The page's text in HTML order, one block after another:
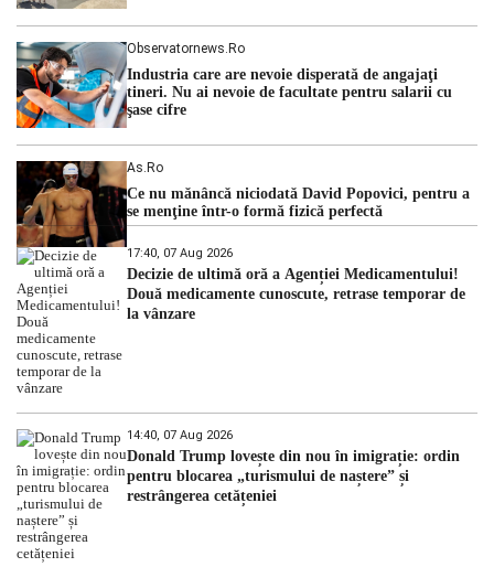
Observatornews.ro
Industria care are nevoie disperată de angajaţi
tineri. Nu ai nevoie de facultate pentru salarii cu
şase cifre
As.ro
Ce nu mănâncă niciodată David Popovici, pentru a
se menţine într-o formă fizică perfectă
17:40, 07 Aug 2026
Decizie de ultimă oră a Agenției Medicamentului!
Două medicamente cunoscute, retrase temporar de
la vânzare
14:40, 07 Aug 2026
Donald Trump lovește din nou în imigrație: ordin
pentru blocarea „turismului de naștere” și
restrângerea cetățeniei